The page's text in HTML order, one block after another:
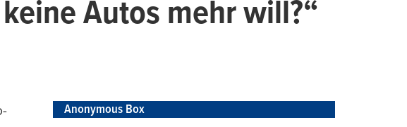
Autos mehr will?“
Anonymous Box